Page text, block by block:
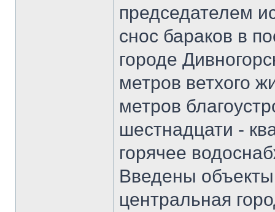
председателем
снос бараков в
городе
метров ветхого
метров
шестнадцати -
горячее
Введены
центральная